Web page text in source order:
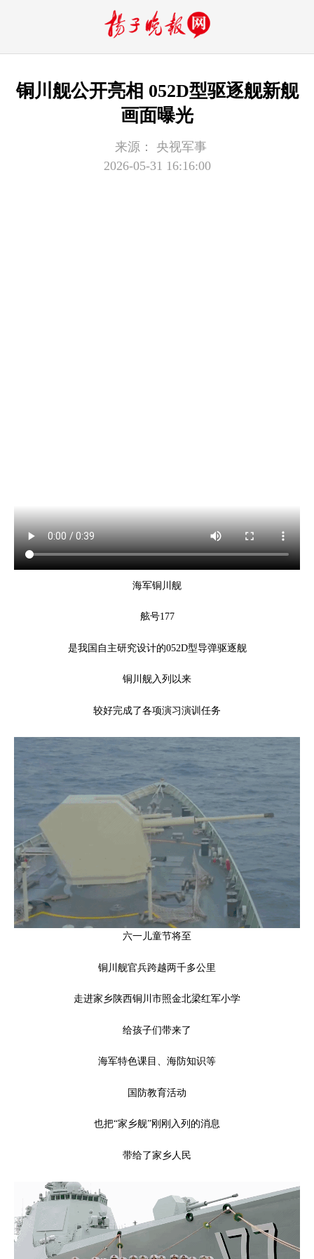
铜川舰公开亮相 052D型驱逐舰新舰
画面曝光
来源：
央视军事
2026-05-31 16:16:00
海军铜川舰
舷号177
是我国自主研究设计的052D型导弹驱逐舰
铜川舰入列以来
较好完成了各项演习演训任务
六一儿童节将至
铜川舰官兵跨越两千多公里
走进家乡陕西铜川市照金北梁红军小学
给孩子们带来了
海军特色课目、海防知识等
国防教育活动
也把“家乡舰”刚刚入列的消息
带给了家乡人民